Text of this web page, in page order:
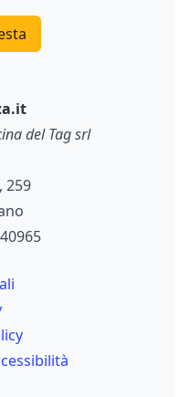
del Tag srl
259